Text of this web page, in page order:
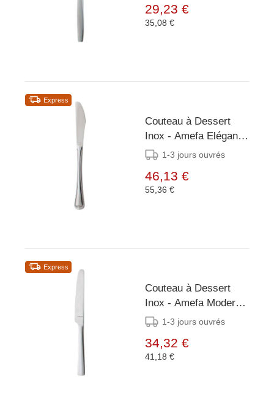
29,23 €
35,08 €
Express
Couteau à Dessert
Inox - Amefa Elégance
- 12 Pièces
1-3 jours ouvrés
46,13 €
55,36 €
Express
Couteau à Dessert
Inox - Amefa Moderno
- 12 Pièces
1-3 jours ouvrés
34,32 €
41,18 €